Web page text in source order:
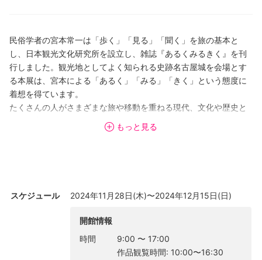
民俗学者の宮本常一は「歩く」「見る」「聞く」を旅の基本と
し、日本観光文化研究所を設立し、雑誌『あるくみるきく』を刊
行しました。観光地としてよく知られる史跡名古屋城を会場とす
る本展は、宮本による「あるく」「みる」「きく」という態度に
着想を得ています。
たくさんの人がさまざまな旅や移動を重ねる現代、文化や歴史と
観光は密接な関係にあり、歴史的文化財である名古屋城は地域の
重要な観光資源でもあります。観光は人と人、地域と人の出会い
っていただければと思います。
会場: 名古屋城内の各所
もっと見る
スケジュール 2024年11月28日(木)〜2024年12月15日(日)
開館情報
時間
9:00 〜 17:00
作品観覧時間: 10:00〜16:30